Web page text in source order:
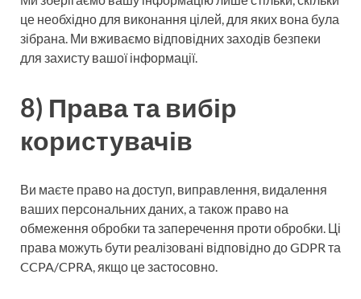
це необхідно для виконання цілей, для яких вона була
зібрана. Ми вживаємо відповідних заходів безпеки
для захисту вашої інформації.
8) Права та вибір
користувачів
Ви маєте право на доступ, виправлення, видалення
ваших персональних даних, а також право на
обмеження обробки та заперечення проти обробки. Ці
права можуть бути реалізовані відповідно до GDPR та
CCPA/CPRA, якщо це застосовно.